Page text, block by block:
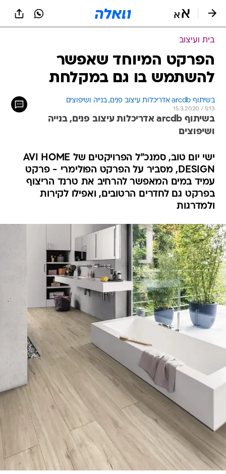
בית ועיצוב
הפרקט המיוחד שאפשר
להשתמש בו גם במקלחת
בשיתוף arcdb אדריכלות עיצוב פנים, בנייה ושיפוצים
15.3.2020 / 5:13
בשיתוף arcdb אדריכלות עיצוב פנים, בנייה
ושיפוצים
ישי יום טוב, סמנכ"ל הפרויקטים של AVI HOME
DESIGN, מסביר על הפרקט הפולימרי - פרקט
עמיד במים המאפשר להרחיב את טרנד הריצוף
בפרקט גם לחדרים הרטובים, ואפילו לקירות
ולמדרגות